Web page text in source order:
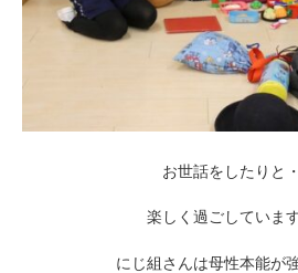
お世話をしたりと
楽しく過ごしていま
にじ組さんは母性本能が